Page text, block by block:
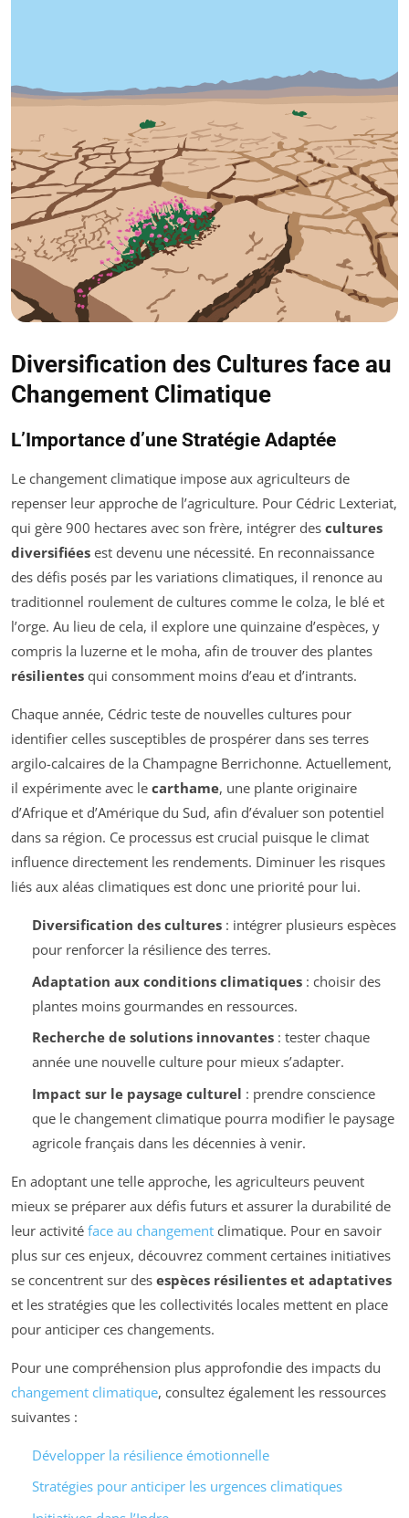
Diversification des Cultures face au
Changement Climatique
L’Importance d’une Stratégie Adaptée
Le changement climatique impose aux agriculteurs de
repenser leur approche de l’agriculture. Pour Cédric Lexteriat,
qui gère 900 hectares avec son frère, intégrer des cultures
diversifiées est devenu une nécessité. En reconnaissance
des défis posés par les variations climatiques, il renonce au
traditionnel roulement de cultures comme le colza, le blé et
l’orge. Au lieu de cela, il explore une quinzaine d’espèces, y
compris la luzerne et le moha, afin de trouver des plantes
résilientes qui consomment moins d’eau et d’intrants.
Chaque année, Cédric teste de nouvelles cultures pour
identifier celles susceptibles de prospérer dans ses terres
argilo-calcaires de la Champagne Berrichonne. Actuellement,
il expérimente avec le carthame, une plante originaire
d’Afrique et d’Amérique du Sud, afin d’évaluer son potentiel
dans sa région. Ce processus est crucial puisque le climat
influence directement les rendements. Diminuer les risques
liés aux aléas climatiques est donc une priorité pour lui.
Diversification des cultures: intégrer plusieurs espèces
pour renforcer la résilience des terres.
Adaptation aux conditions climatiques: choisir des
plantes moins gourmandes en ressources.
Recherche de solutions innovantes: tester chaque
année une nouvelle culture pour mieux s’adapter.
Impact sur le paysage culturel : prendre conscience
que le changement climatique pourra modifier le paysage
agricole français dans les décennies à venir.
En adoptant une telle approche, les agriculteurs peuvent
mieux se préparer aux défis futurs et assurer la durabilité de
leur activité face au changement climatique. Pour en savoir
plus sur ces enjeux, découvrez comment certaines initiatives
se concentrent sur des espèces résilientes et adaptatives
et les stratégies que les collectivités locales mettent en place
pour anticiper ces changements.
Pour une compréhension plus approfondie des impacts du
changement climatique, consultez également les ressources
suivantes :
Développer la résilience émotionnelle
Stratégies pour anticiper les urgences climatiques